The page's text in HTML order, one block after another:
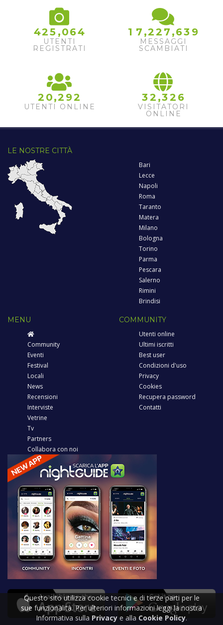
425 ,064
UTENTI
REGISTRATI
1 7 ,22 7 ,6
3
4
0
1
MESSAGGI
SCAMBIATI
2 0,2 92
UTENTI ONLINE
32 ,32 6
VISITATORI
ONLINE
LE NOSTRE CITTÀ
Bari
Lecce
Napoli
Roma
Taranto
Matera
Milano
Bologna
Torino
Parma
Pescara
Salerno
Rimini
Brindisi
MENU
Community
Eventi
Festival
Locali
News
Recensioni
Interviste
Vetrine
Tv
Partners
Collabora con noi
COMMUNITY
Utenti online
Ultimi iscritti
Best user
Condizioni d'uso
Privacy
Cookies
Recupera password
Contatti
Questo sito utilizza cookie tecnici e di terze parti per le
sue funzionalità. Per ulteriori informazioni leggi la nostra
Informativa sulla Privacy e alla Cookie Policy.